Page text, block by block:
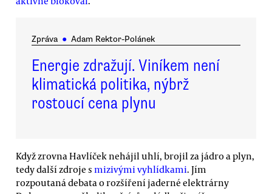
Zpráva ● Adam Rektor-Polánek
Energie zdražují. Viníkem není
klimatická politika, nýbrž
rostoucí cena plynu
Když zrovna Havlíček nehájil uhlí, brojil za jádro a plyn,
tedy další zdroje s mizivými vyhlídkami. Jím
rozpoutaná debata o rozšíření jaderné elektrárny